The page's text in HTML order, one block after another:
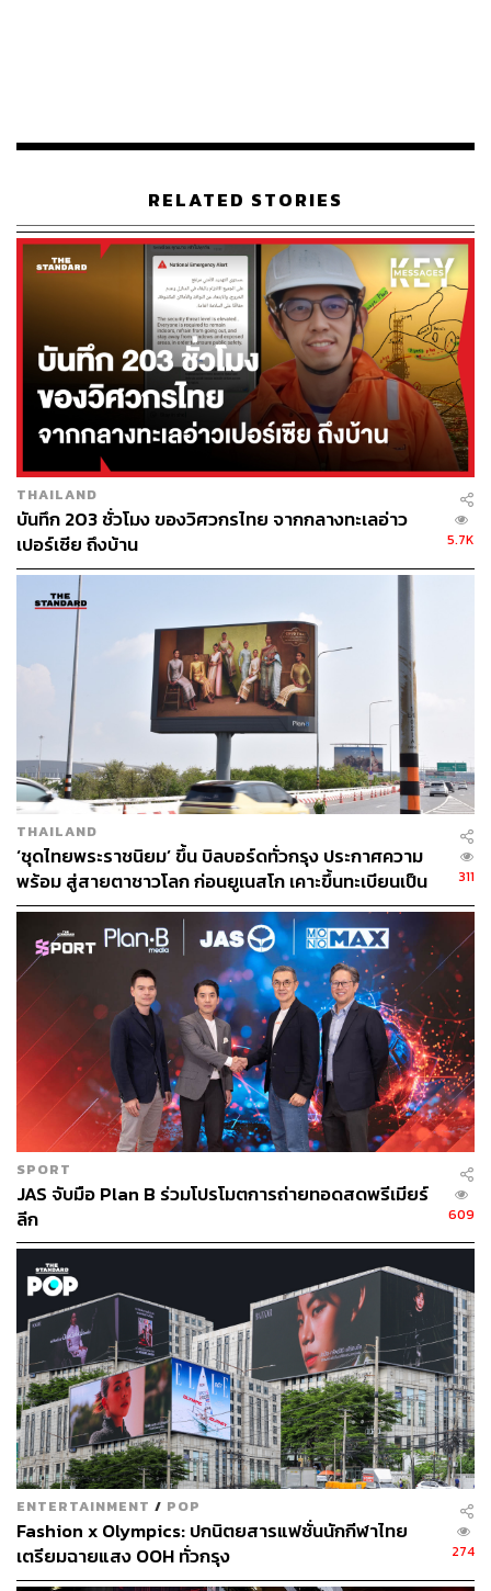
RELATED STORIES
THAILAND
บันทึก 203 ชั่วโมง ของวิศวกรไทย จากกลางทะเลอ่าว
เปอร์เซีย ถึงบ้าน
5.7K
THAILAND
‘ชุดไทยพระราชนิยม’ ขึ้น บิลบอร์ดทั่วกรุง ประกาศความ
พร้อม สู่สายตาชาวโลก ก่อนยูเนสโก เคาะขึ้นทะเบียนเป็น
มรดกภูมิปัญญาฯ
311
SPORT
JAS จับมือ Plan B ร่วมโปรโมตการถ่ายทอดสดพรีเมียร์
ลีก
609
ENTERTAINMENT / POP
Fashion x Olympics: ปกนิตยสารแฟชั่นนักกีฬาไทย
เตรียมฉายแสง OOH ทั่วกรุง
274